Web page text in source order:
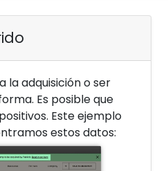
la adquisición o ser
Es posible que
Este ejemplo
estos datos: